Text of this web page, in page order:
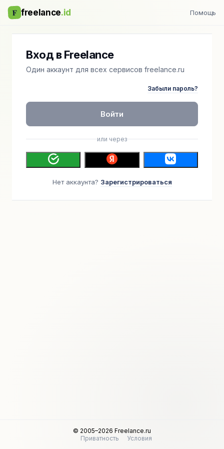
F freelance.id Помощь
Вход в Freelance
Один аккаунт для всех сервисов freelance.ru
Забыли пароль?
Войти
или через
Нет аккаунта? Зарегистрироваться
© 2005–2026 Freelance.ru
Приватность
Условия